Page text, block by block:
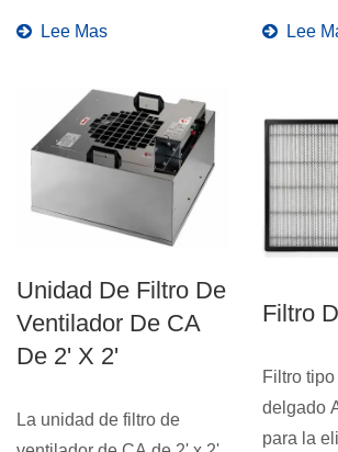
aprobaciones...
Lee Mas Lee
Unidad De Filtro De
Ventilador De CA
De 2' X 2'
La unidad de filtro de
Filtro
Filtro
delgado
para la